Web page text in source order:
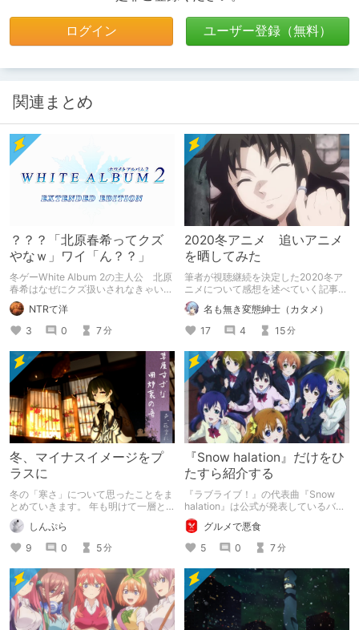
ログイン ユーザー登録（無料）
関連まとめ
？？？「北原春希ってクズ
やなｗ」ワイ「ん？？」
冬ゲーWhite Album 2の主人公 北原
春希はなぜにクズ扱いされなきゃいか
んのか
NTRて洋
3
0 7分
2020冬アニメ 追いアニメ
を晒してみた
筆者が視聴継続を決定した2020冬ア
ニメについて感想を述べていく記事に
なります。 ※各アニメの第一話リンク
を掲載しています。 ※1/17 恋する小
惑星が抜けていた為、追記
名も無き変態紳士（カタメ）
17
4 15分
冬、マイナスイメージをプ
ラスに
冬の「寒さ」について思ったことをま
とめていきます。 年も明けて一層と
寒くなってきましたしね。
しんぷら
9
0 5分
『Snow halation』だけをひ
たすら紹介する
『ラブライブ！』の代表曲『Snow
halation』は公式が発表しているバー
ジョンだけでも二桁存在する上、その
人気から数多くのCOVERがなされて
います。冬を代表するアニソンを色ん
なアレンジで聴いてみましょう。
グルメで悪食
5
0 7分